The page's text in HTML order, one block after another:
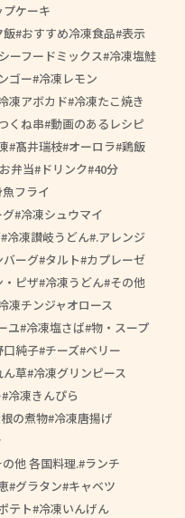
プケーキ
飯 おすすめ冷凍食品 表示
シーフードミックス 冷凍塩鮭
ゴー 冷凍レモン
凍アボカド 冷凍たこ焼き
くね串 動画のあるレシピ
髙井瑞枝 オーロラ 鶏飯
お弁当 ドリンク 40分
フライ
グ 冷凍シュウマイ
冷凍讃岐うどん .アレンジ
バーグ タルト カプレーゼ
・ピザ 冷凍うどん その他
凍チンジャオロース
ユ 冷凍塩さば 物・スープ
口純子 チーズ ベリー
ん草 冷凍グリンピース
冷凍きんぴら
の煮物 冷凍唐揚げ
の他 各国料理. ランチ
グラタン キャベツ
テト 冷凍いんげん